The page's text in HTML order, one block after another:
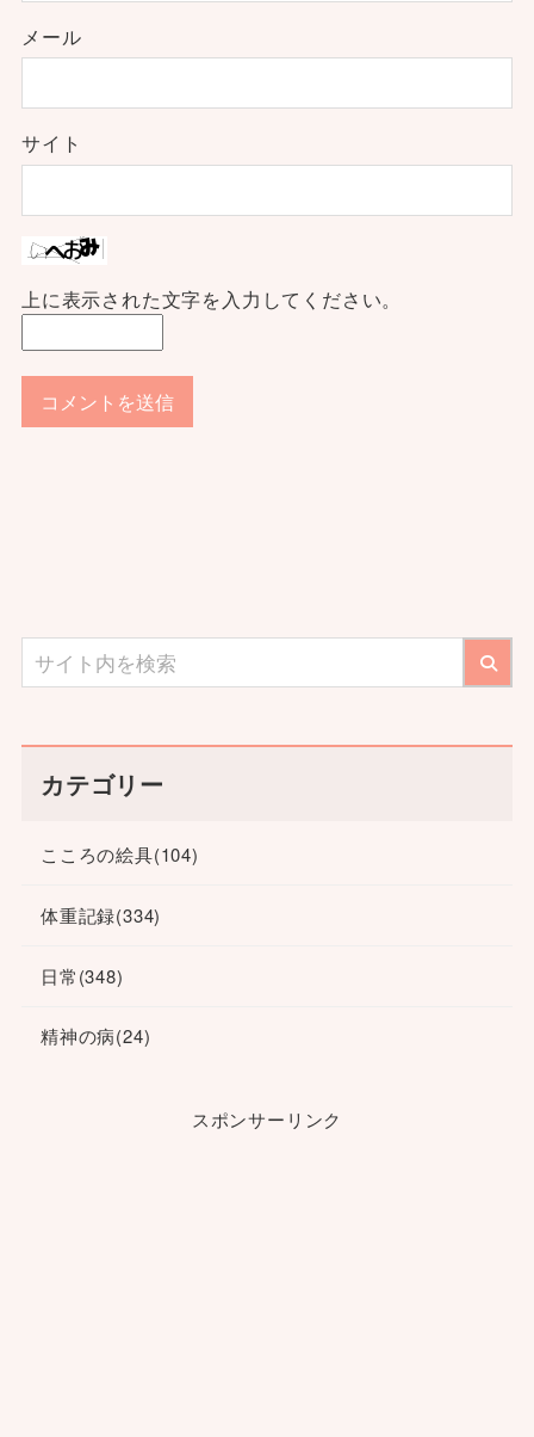
メール
サイト
上に表示された文字を入力してください。
カテゴリー
こころの絵具(104)
体重記録(334)
日常(348)
精神の病(24)
スポンサーリンク